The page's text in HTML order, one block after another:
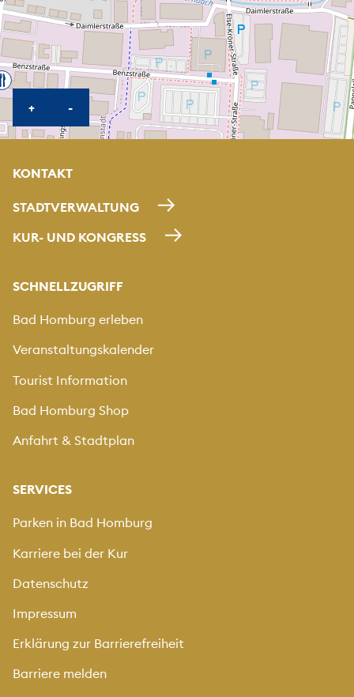
+KARTE HEREINZOOMEN
-KARTE HERAUSZOOMEN
KONTAKT
STADTVERWALTUNG
KUR- UND KONGRESS
SCHNELLZUGRIFF
Bad Homburg erleben
Veranstaltungskalender
Tourist Information
Bad Homburg Shop
Anfahrt & Stadtplan
SERVICES
Parken in Bad Homburg
Karriere bei der Kur
Datenschutz
Impressum
Erklärung zur Barrierefreiheit
Barriere melden